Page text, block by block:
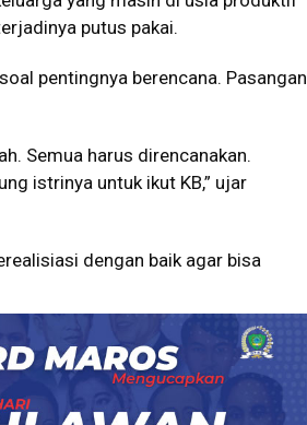
putus pakai.
pentingnya berencana. Pasangan
Semua harus direncanakan.
istrinya untuk ikut KB,” ujar
dengan baik agar bisa